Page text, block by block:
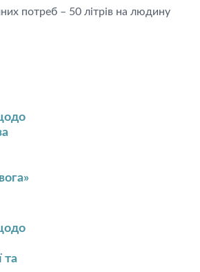
потреб – 50 літрів на людину
та